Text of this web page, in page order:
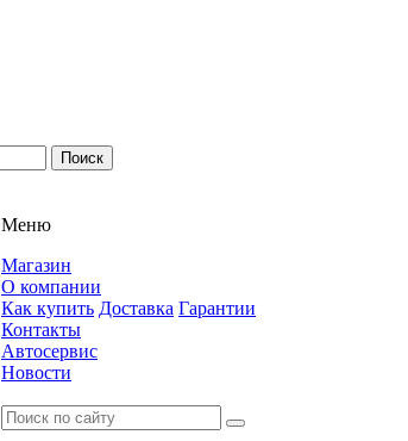
Меню
Магазин
О компании
Как купить Доставка Гарантии
Контакты
Автосервис
Новости